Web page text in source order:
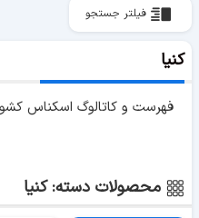
فیلتر جستجو
کنیا
فهرست و کاتالوگ اسکناس
محصولات دسته: کنیا